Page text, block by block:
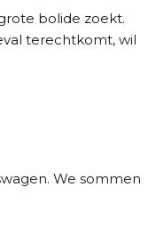
bolide zoekt.
terechtkomt, wil
We sommen